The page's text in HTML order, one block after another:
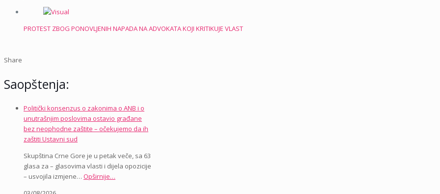
PROTEST ZBOG PONOVLJENIH NAPADA NA ADVOKATA KOJI KRITIKUJE VLAST
Share
Saopštenja:
Politički konsenzus o zakonima o ANB i o
unutrašnjim poslovima ostavio građane
bez neophodne zaštite – očekujemo da ih
zaštiti Ustavni sud
Skupština Crne Gore je u petak veče, sa 63
glasa za – glasovima vlasti i dijela opozicije
– usvojila izmjene… Opširnije…